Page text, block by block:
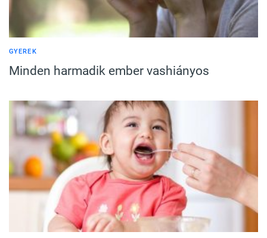
GYEREK
Minden harmadik ember vashiányos